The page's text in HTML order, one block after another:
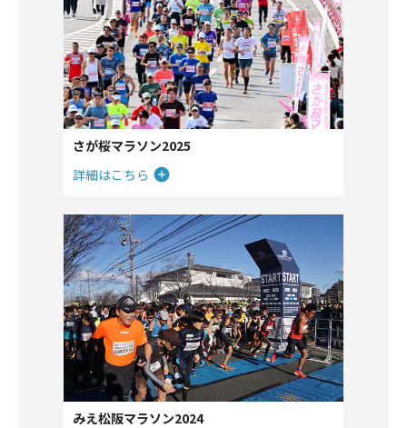
さが桜マラソン2025
詳細はこちら
みえ松阪マラソン2024